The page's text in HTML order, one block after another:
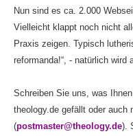
Nun sind es ca. 2.000
Vielleicht klappt noch nicht
Praxis zeigen. Typisch
reformanda!“, - natürlich wird
Schreiben Sie uns, was
theology.de gefällt oder auch
(postmaster@theology.de).